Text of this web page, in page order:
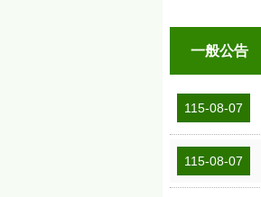
一般公告
115-08-07
115-08-07